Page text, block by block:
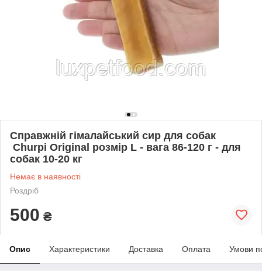
Справжній гімалайський сир для собак
Churpi Original розмір L - вага 86-120 г - для
собак 10-20 кг
Немає в наявності
Роздріб
500 ₴
Опис Характеристики Доставка Оплата Умови